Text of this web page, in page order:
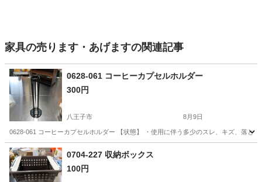
家具の売ります・あげますの関連記事
0628-061 コーヒーカプセルホルダー
300円
八王子市 8月9日
0628-061 コーヒーカプセルホルダー 【状態】 ・使用に伴う多少のスレ、キズ、落
東京 八王子市 インテリア雑貨/小物
0704-227 収納ボックス
100円